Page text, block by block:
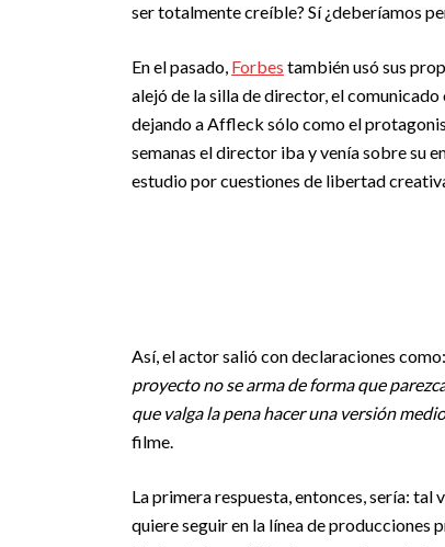
ser totalmente creíble? Sí ¿deberíamos
En el pasado, Forbes también usó sus
alejó de la silla de director, el
dejando a Affleck sólo como el
semanas el director iba y venía sobre su
estudio por cuestiones de libertad
Así, el actor salió con declaraciones
proyecto no se arma de forma que
que valga la pena hacer una versión
filme.
La primera respuesta, entonces, sería: tal
quiere seguir en la línea de producciones